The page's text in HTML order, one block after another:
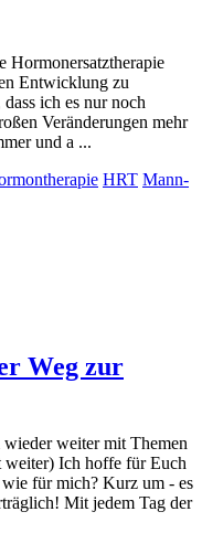
Hormonersatztherapie
Entwicklung zu
ich es nur noch
Veränderungen mehr
und a ...
HRT Mann-
Weg zur
weiter mit Themen
weiter) Ich hoffe für Euch
für mich? Kurz um - es
Mit jedem Tag der